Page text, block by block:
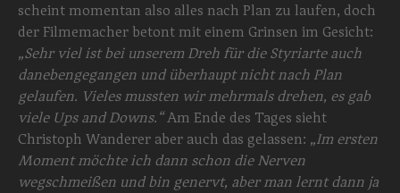
scheint momentan also alles nach Plan zu laufen, doch
der Filmemacher betont mit einem Grinsen im Gesicht:
„Sehr viel ist bei unserem Dreh für die Styriarte auch
danebengegangen und überhaupt nicht nach Plan
gelaufen. Vieles mussten wir mehrmals drehen, es gab
viele Ups and Downs.“Am Ende des Tages sieht
Christoph Wanderer aber auch das gelassen: „Im ersten
Moment möchte ich dann schon die Nerven
wegschmeißen und bin genervt, aber man lernt dann ja